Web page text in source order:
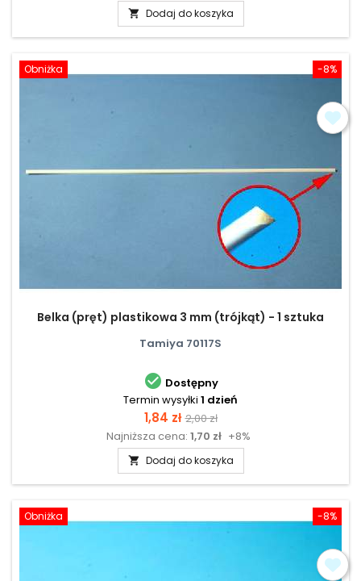
 Dodaj do koszyka
-8%
Obniżka
Belka (pręt) plastikowa 3 mm (trójkąt) - 1 sztuka
Tamiya 70117S
 Dostępny
Termin wysyłki 1 dzień
Cena
1,84 zł Cena
podstawowa
2,00 zł
Najniższa cena: 1,70 zł +8%
 Dodaj do koszyka
-8%
Obniżka